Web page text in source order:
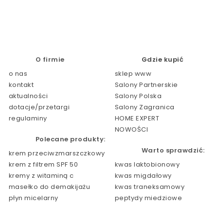
O firmie
o nas
kontakt
aktualności
dotacje/przetargi
regulaminy
Polecane produkty:
krem przeciwzmarszczkowy
krem z filtrem SPF 50
kremy z witaminą c
masełko do demakijażu
płyn micelarny
Gdzie kupić
sklep www
Salony Partnerskie
Salony Polska
Salony Zagranica
HOME EXPERT
NOWOŚCI
Warto sprawdzić:
kwas laktobionowy
kwas migdałowy
kwas traneksamowy
peptydy miedziowe